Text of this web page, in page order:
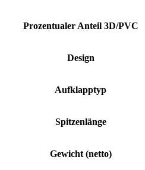
Prozentualer Anteil 3D/PVC
Design
Aufklapptyp
Spitzenlänge
Gewicht (netto)